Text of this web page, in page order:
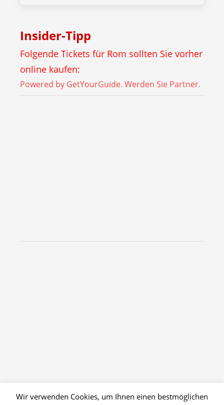
Insider-Tipp
Folgende Tickets für Rom sollten Sie vorher
online kaufen:
Powered by GetYourGuide. Werden Sie Partner.
Wir verwenden Cookies, um Ihnen einen bestmöglichen